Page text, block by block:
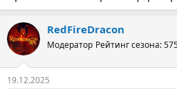
RedFireDracon
Модератор Рейтинг сезона:
19.12.2025